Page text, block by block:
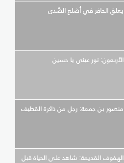
يعلق الحافر في أضلع الصّدى
الأربعون: نور عيني يا حسين
منصور بن جمعة: رجل من ذاكرة القطيف
الهفوف القديمة: شاهد على الحياة قبل